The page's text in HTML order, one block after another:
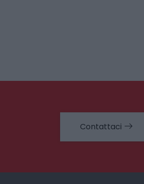
Contattaci